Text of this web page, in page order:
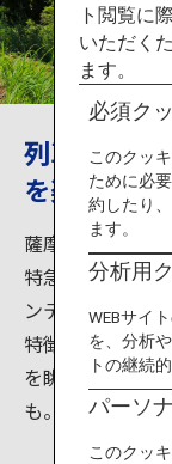
行き先
旅のお役立
ANA サービス
列車は丸ご
を楽しもう
薩摩半島に伝わ
特急「指宿のた
ンテリアの明る
特徴です。開放
を眺めることが
も。親子で楽し
ト閲覧に
いただく
ます。
必須ク
このクッ
ために必
約したり
ます。
分析用
WEBサイ
を、分析
トの継続
パーソ
このクッ